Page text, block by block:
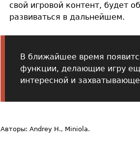
свой игровой контент, будет
развиваться в дальнейшем.
В ближайшее время
функции, делающие игру
интересной и
Авторы: Andrey H., Miniola.